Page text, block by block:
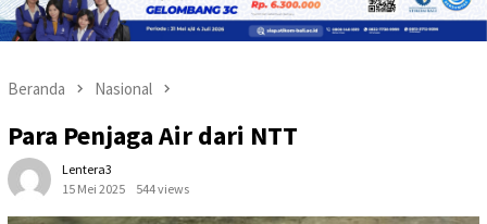
Beranda Nasional
Para Penjaga Air dari NTT
Lentera3
15 Mei 2025
544 views